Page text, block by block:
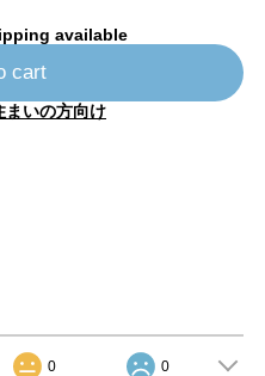
available
cart
まいの方向け
0 0